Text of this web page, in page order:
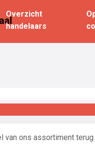
Overzicht
handelaars
van ons assortiment